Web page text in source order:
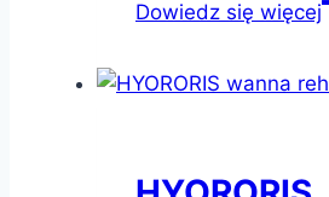
Dowiedz się więcej